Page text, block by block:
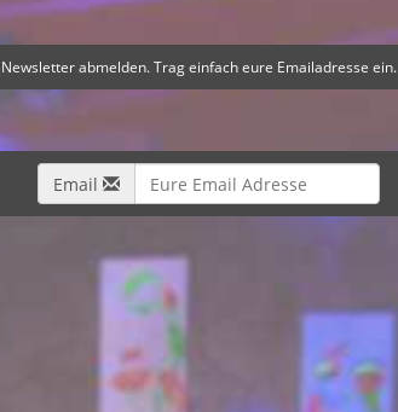
abmelden. Trag einfach eure Emailadresse ein.
Email
Email